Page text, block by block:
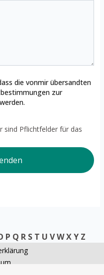
die vonmir übersandten
zur
sind Pflichtfelder für das
P Q R S T U VWXY Z